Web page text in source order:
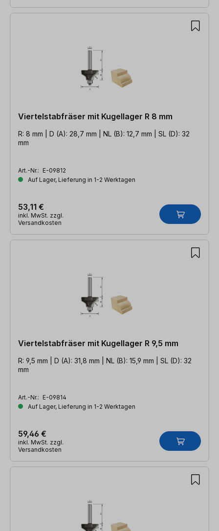
Viertelstabfräser mit Kugellager R 8 mm
R: 8 mm | D (A): 28,7 mm | NL (B): 12,7 mm | SL (D): 32
mm
Art.-Nr.: E-09812
Auf Lager, Lieferung in 1-2 Werktagen
53,11 €
inkl. MwSt. zzgl.
Versandkosten
Viertelstabfräser mit Kugellager R 9,5 mm
R: 9,5 mm | D (A): 31,8 mm | NL (B): 15,9 mm | SL (D): 32
mm
Art.-Nr.: E-09814
Auf Lager, Lieferung in 1-2 Werktagen
59,46 €
inkl. MwSt. zzgl.
Versandkosten